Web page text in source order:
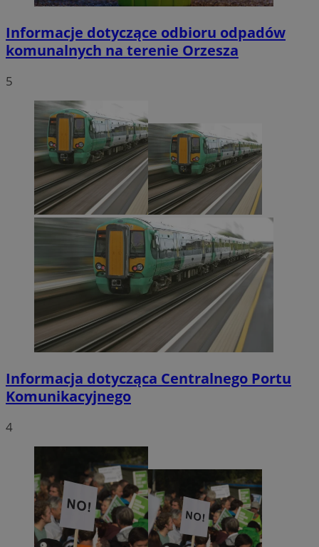
Informacje dotyczące odbioru odpadów
komunalnych na terenie Orzesza
5
Informacja dotycząca Centralnego Portu
Komunikacyjnego
4